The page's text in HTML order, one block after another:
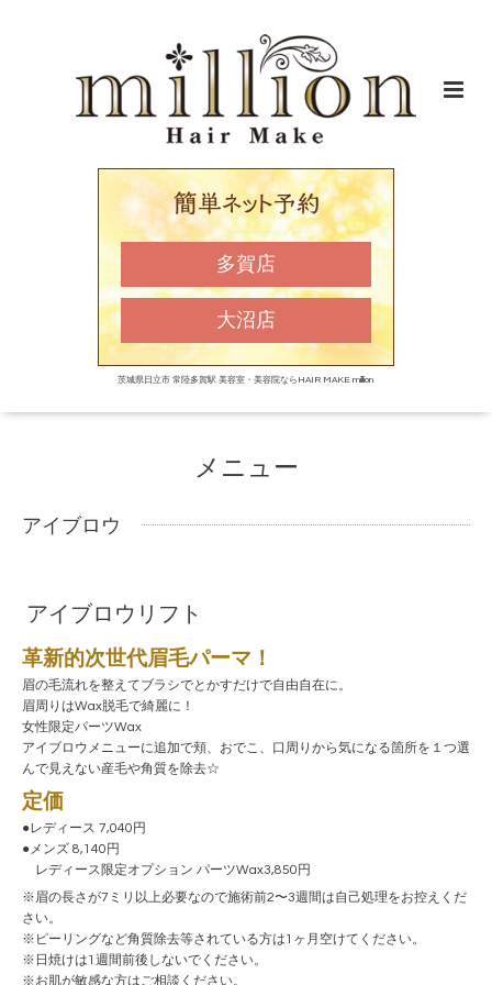
多賀店
大沼店
茨城県日立市 常陸多賀駅 美容室・美容院ならHAIR MAKE million
メニュー
アイブロウ
アイブロウリフト
革新的次世代眉毛パーマ！
眉の毛流れを整えてブラシでとかすだけで自由自在に。
眉周りはWax脱毛で綺麗に！
女性限定パーツWax
アイブロウメニューに追加で頬、おでこ、口周りから気になる箇所を１つ選
んで見えない産毛や角質を除去☆
定価
●レディース 7,040円
●メンズ 8,140円
レディース限定オプション パーツWax3,850円
※眉の長さが7ミリ以上必要なので施術前2〜3週間は自己処理をお控えくだ
さい。
※ピーリングなど角質除去等されている方は1ヶ月空けてください。
※日焼けは1週間前後しないでください。
※お肌が敏感な方はご相談ください。